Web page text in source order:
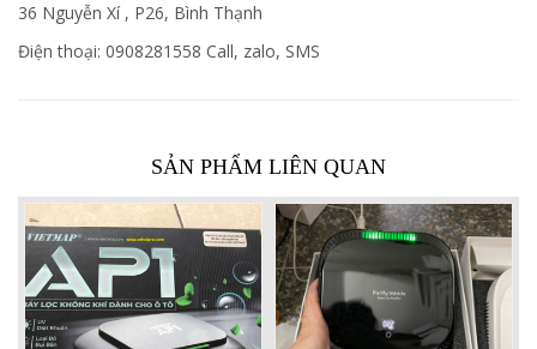
36 Nguyễn Xí , P26, Bình Thạnh
Điện thoại: 0908281558 Call, zalo, SMS
SẢN PHẨM LIÊN QUAN